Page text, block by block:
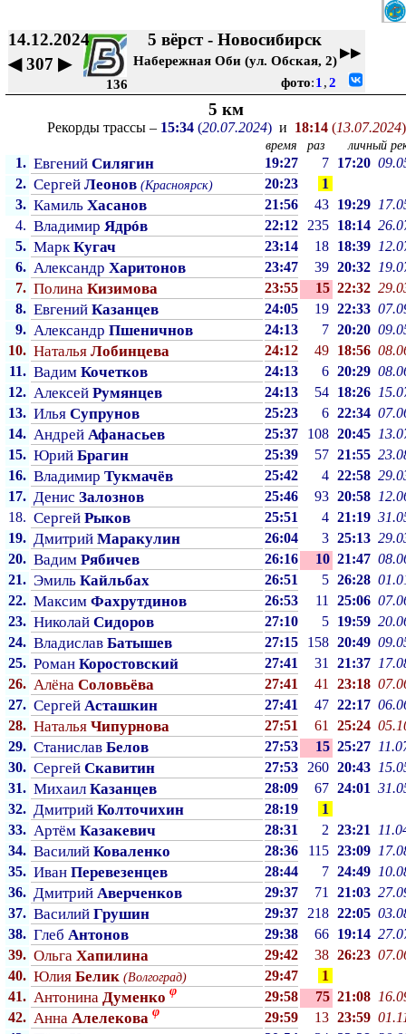
14.12.2024
◀307 ▶
136
5 вёрст - Новосибирск
Набережная Оби (ул. Обская, 2)
▶▶
фото:1,2
5 км
Рекорды трассы – 15:34(20.07.2024)и 18:14(13.07.2024)
время раз личный
1. Евгений Силягин 19:27 7 17:20
2. Сергей Леонов (Красноярск) 20:23
1
3. Камиль Хасанов 21:56 43 19:29
4. Владимир Ядрóв 22:12 235 18:14
5. МаркКугач 23:14 18 18:39
6. Александр Харитонов 23:47 39 20:32
7. Полина Кизимова 23:55 15 22:32
8. Евгений Казанцев 24:05 19 22:33
9. Александр Пшеничнов 24:13 7 20:20
10. Наталья Лобинцева 24:12 49 18:56
11. Вадим Кочетков 24:13 6 20:29
12. Алексей Румянцев 24:13 54 18:26
13. Илья Супрунов 25:23 6 22:34
14. Андрей Афанасьев 25:37 108 20:45
15. Юрий Брагин 25:39 57 21:55
16. Владимир Тукмачёв 25:42 4 22:58
17. Денис Залознов 25:46 93 20:58
18. Сергей Рыков 25:51 4 21:19
19. Дмитрий Маракулин 26:04 3 25:13
20. Вадим Рябичев 26:16 10 21:47
21. Эмиль Кайльбах 26:51 5 26:28
22. Максим Фахрутдинов 26:53 11 25:06
23. Николай Сидоров 27:10 5 19:59
24. Владислав Батышев 27:15 158 20:49
25. Роман Коростовский 27:41 31 21:37
26. Алёна Соловьёва 27:41 41 23:18
27. Сергей Асташкин 27:41 47 22:17
28. Наталья Чипурнова 27:51 61 25:24
29. Станислав Белов 27:53 15 25:27
30. Сергей Скавитин 27:53 260 20:43
31. Михаил Казанцев 28:09 67 24:01
32. Дмитрий Колточихин 28:19
1
33. Артём Казакевич 28:31 2 23:21
34. Василий Коваленко 28:36 115 23:09
35. Иван Перевезенцев 28:44 7 24:49
36. Дмитрий Аверченков 29:37 71 21:03
37. Василий Грушин 29:37 218 22:05
38. Глеб Антонов 29:38 66 19:14
39. Ольга Хапилина 29:42 38 26:23
40. Юлия Белик (Волгоград) 29:47
1
41. Антонина Думенко φ 29:58 75 21:08
42. Анна Алелекова φ 29:59 13 23:59